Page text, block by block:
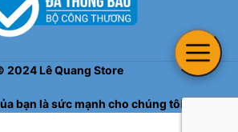
2024Lê Quang Store
bạn là sức mạnh cho chúng tôi!